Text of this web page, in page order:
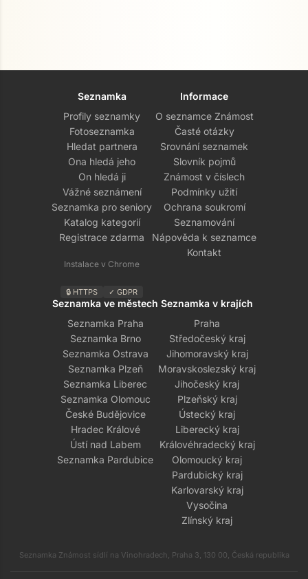
Seznamka
Profily seznamky
Fotoseznamka
Hledat partnera
Ona hledá jeho
On hledá ji
Vážné seznámení
Seznamka pro seniory
Katalog kategorií
Registrace zdarma
Instalace v Chrome
🔒 HTTPS ✓ GDPR
Informace
O seznamce Známost
Časté otázky
Srovnání seznamek
Slovník pojmů
Známost v číslech
Podmínky užití
Ochrana soukromí
Seznamování
Nápověda k seznamce
Kontakt
Seznamka ve městech
Seznamka Praha
Seznamka Brno
Seznamka Ostrava
Seznamka Plzeň
Seznamka Liberec
Seznamka Olomouc
České Budějovice
Hradec Králové
Ústí nad Labem
Seznamka Pardubice
Seznamka v krajích
Praha
Středočeský kraj
Jihomoravský kraj
Moravskoslezský kraj
Jihočeský kraj
Plzeňský kraj
Ústecký kraj
Liberecký kraj
Královéhradecký kraj
Olomoucký kraj
Pardubický kraj
Karlovarský kraj
Vysočina
Zlínský kraj
Seznamka Známost sídlí na Vinohradech, Praha 3, 130 00, Česká republika